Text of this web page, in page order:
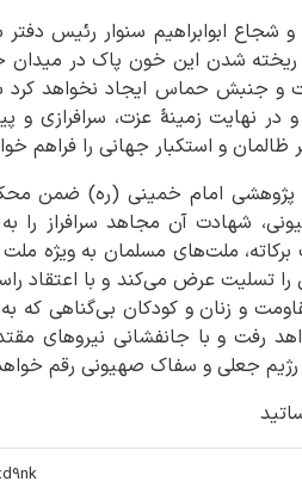
و شجاع ابوابراهیم سنوار رئیس
شدن این خون پاک در میدان
و جنبش حماس ایجاد نخواهد کرد
نهایت زمینهٔ عزت‌، سرافرازی و
و استکبار جهانی را فراهم
پژوهشی امام خمینی (ره) ضمن
شهادت آن مجاهد سرافراز را
ملت‌های مسلمان به ویژه
تسلیت عرض می‌کند و با اعتقاد
و زنان و کودکان بی‌گناهی
رفت و با جانفشانی نیروهای
رژیم جعلی و سفاک صهیونی رقم